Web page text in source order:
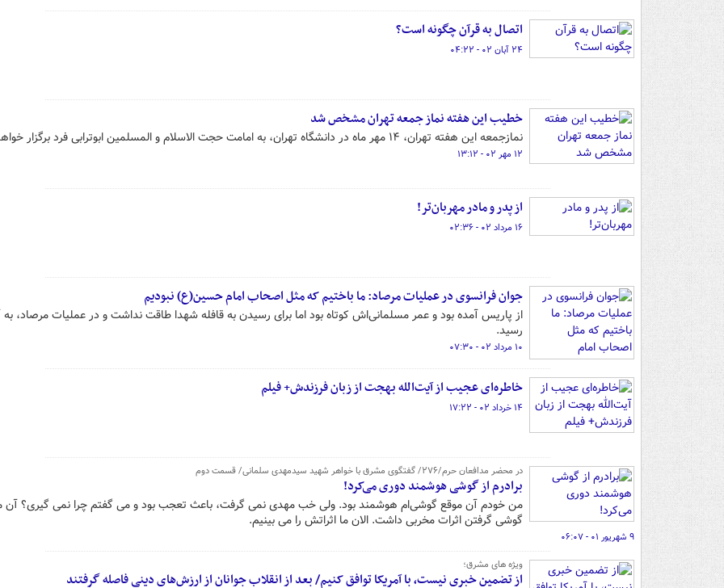
اتصال به قرآن چگونه است؟
۲۴ آبان ۰۲ - ۰۴:۲۲
خطیب این هفته نماز جمعه تهران مشخص شد
نمازجمعه این هفته تهران، ۱۴ مهر ماه در دانشگاه تهران، به امامت حجت الاسلام و المسلمین ابوترابی فرد برگزار خواهد شد.
۱۲ مهر ۰۲ - ۱۳:۱۲
از پدر و مادر مهربان‌تر!
۱۶ مرداد ۰۲ - ۰۲:۳۶
جوان فرانسوی در عملیات مرصاد: ما باختیم که مثل اصحاب امام حسین(ع) نبودیم
از پاریس آمده بود و عمر مسلمانی‌اش کوتاه بود اما برای رسیدن به قافله شهدا طاقت نداشت و در عملیات مرصاد،
رسید.
۱۰ مرداد ۰۲ - ۰۷:۳۰
خاطره‌ای عجیب از آیت‌الله بهجت از زبان فرزندش+ فیلم
۱۴ خرداد ۰۲ - ۱۷:۲۲
در محضر مدافعان حرم/۲۷۶/ گفتگوی مشرق با خواهر شهید سیدمهدی سلمانی/ قسمت دوم
برادرم از گوشی هوشمند دوری می‌کرد!
من خودم آن موقع گوشی‌ام هوشمند بود. ولی خب مهدی نمی گرفت، باعث تعجب بود و می گفتم چرا نمی گیری؟ آن
گوشی گرفتن اثرات مخربی داشت. الان ما اثراتش را می بینیم.
۹ شهریور ۰۱ - ۰۶:۰۷
ویژه های مشرق؛
از تضمین خبری نیست، با آمریکا توافق کنیم/ بعد از انقلاب جوانان از ارزش‌های دینی فاصله گرفتند